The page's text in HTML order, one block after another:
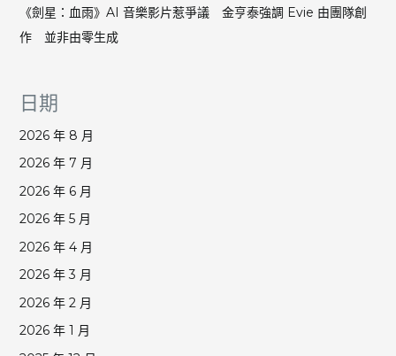
《劍星：血雨》AI 音樂影片惹爭議 金亨泰強調 Evie 由團隊創
作 並非由零生成
日期
2026 年 8 月
2026 年 7 月
2026 年 6 月
2026 年 5 月
2026 年 4 月
2026 年 3 月
2026 年 2 月
2026 年 1 月